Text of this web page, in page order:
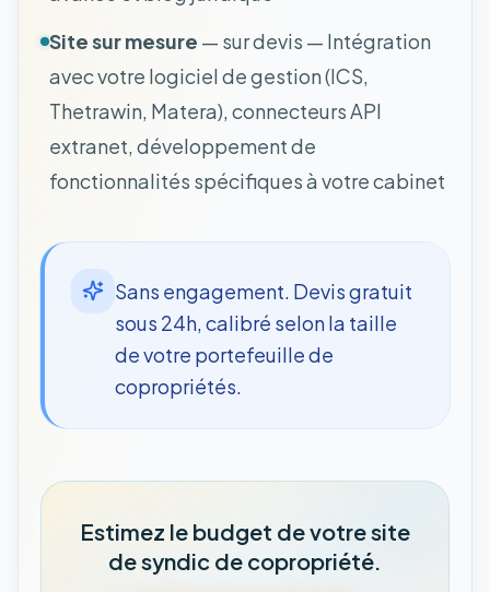
Site sur mesure — sur devis — Intégration
avec votre logiciel de gestion (ICS,
Thetrawin, Matera), connecteurs API
extranet, développement de
fonctionnalités spécifiques à votre cabinet
Sans engagement. Devis gratuit
sous 24h, calibré selon la taille
de votre portefeuille de
copropriétés.
Estimez le budget de votre site
de syndic de copropriété.